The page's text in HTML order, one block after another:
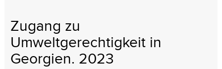
Zugang zu
Umweltgerechtigkeit in
Georgien. 2023